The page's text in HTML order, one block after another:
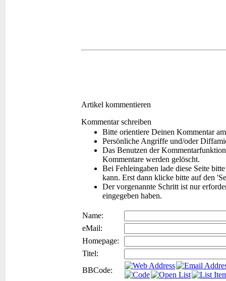
Artikel kommentieren
Kommentar schreiben
Bitte orientiere Deinen Kommentar
Persönliche Angriffe und/oder
Das Benutzen der
Kommentare werden gelöscht.
Bei Fehleingaben lade diese Seite
kann. Erst dann klicke bitte auf den
Der vorgenannte Schritt ist nur
eingegeben haben.
Name:
eMail:
Homepage:
Titel:
BBCode: